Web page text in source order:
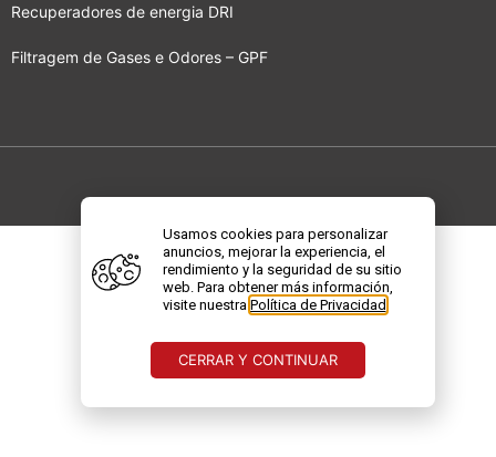
Recuperadores de energia DRI
Filtragem de Gases e Odores – GPF
© Bry-Air. All rights reserved.
Usamos cookies para personalizar
anuncios, mejorar la experiencia, el
rendimiento y la seguridad de su sitio
web. Para obtener más información,
visite nuestra Política de Privacidad
CERRAR Y CONTINUAR